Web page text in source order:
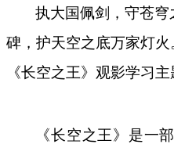
执大国佩剑 ，守苍穹
碑 ，护天空之底万家灯火
《长空之王》观影学习
《长空之王》是一